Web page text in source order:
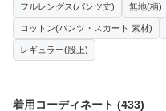
フルレングス(パンツ丈) 無地(柄)
コットン(パンツ・スカート 素材)
レギュラー(股上)
着用コーディネート (433)